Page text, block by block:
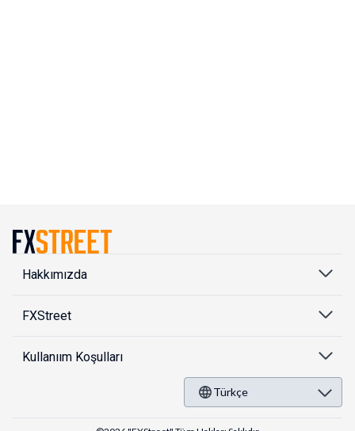
Hakkımızda
FXStreet
Kullanıım Koşulları
Türkçe